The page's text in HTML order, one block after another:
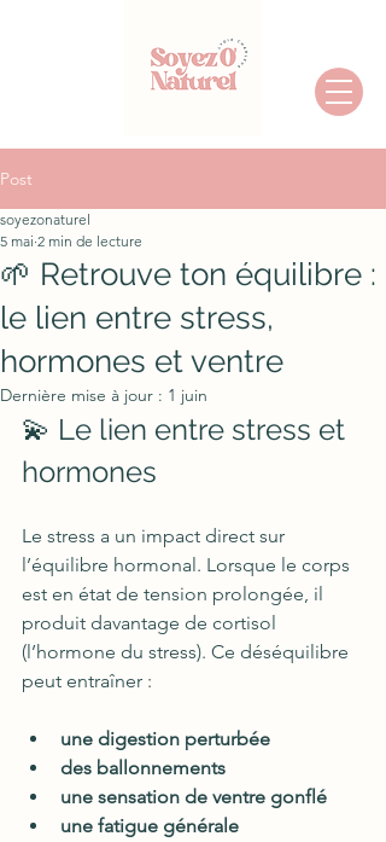
Post
🌱 Retrouve ton équilibre :
le lien entre stress,
hormones et ventre
soyezonaturel
5 mai 2 min de lecture
Dernière mise à jour : 1 juin
💫 Le lien entre stress et
hormones
Le stress a un impact direct sur
l’équilibre hormonal. Lorsque le corps
est en état de tension prolongée, il
produit davantage de cortisol
(l’hormone du stress). Ce déséquilibre
peut entraîner :
une digestion perturbée
des ballonnements
une sensation de ventre gonflé
une fatigue générale